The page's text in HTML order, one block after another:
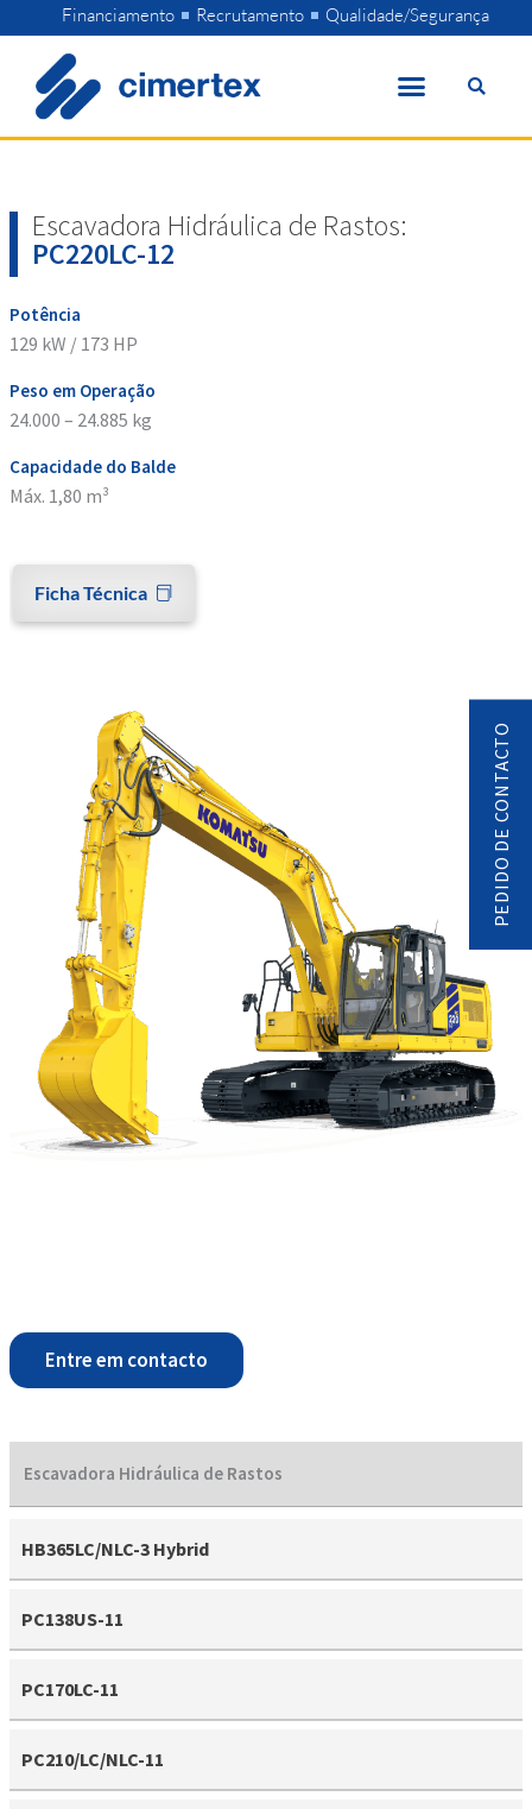
to
content
Financiamento Recrutamento Qualidade/Segurança
Escavadora Hidráulica de Rastos:
PC220LC-12
Potência
129 kW / 173 HP
Peso em Operação
24.000 – 24.885 kg
Capacidade do Balde
Máx. 1,80 m³
Ficha Técnica
Entre em contacto
Escavadora Hidráulica de Rastos
HB365LC/NLC-3 Hybrid
PC138US-11
PC170LC-11
PC210/LC/NLC-11
PEDIDO DE CONTACTO